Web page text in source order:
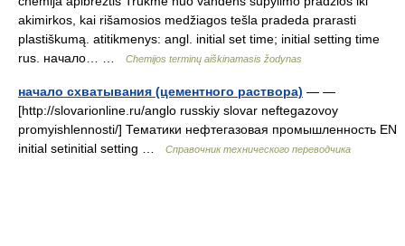
akimirkos, kai rišamosios medžiagos tešla pradeda prarasti
plastiškumą. atitikmenys: angl. initial set time; initial setting time
rus. начало… …
Chemijos terminų aiškinamasis žodynas
начало схватывания (цементного раствора) — —
[http://slovarionline.ru/anglo russkiy slovar neftegazovoy
promyishlennosti/] Тематики нефтегазовая промышленность EN
initial setinitial setting …
Справочник технического переводчика